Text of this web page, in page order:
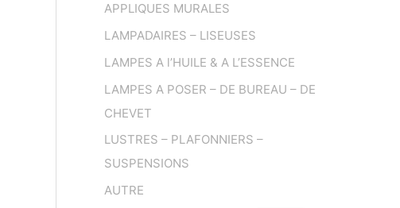
APPLIQUES MURALES
LAMPADAIRES – LISEUSES
LAMPES A l’HUILE & A L’ESSENCE
LAMPES A POSER – DE BUREAU – DE
CHEVET
LUSTRES – PLAFONNIERS –
SUSPENSIONS
AUTRE